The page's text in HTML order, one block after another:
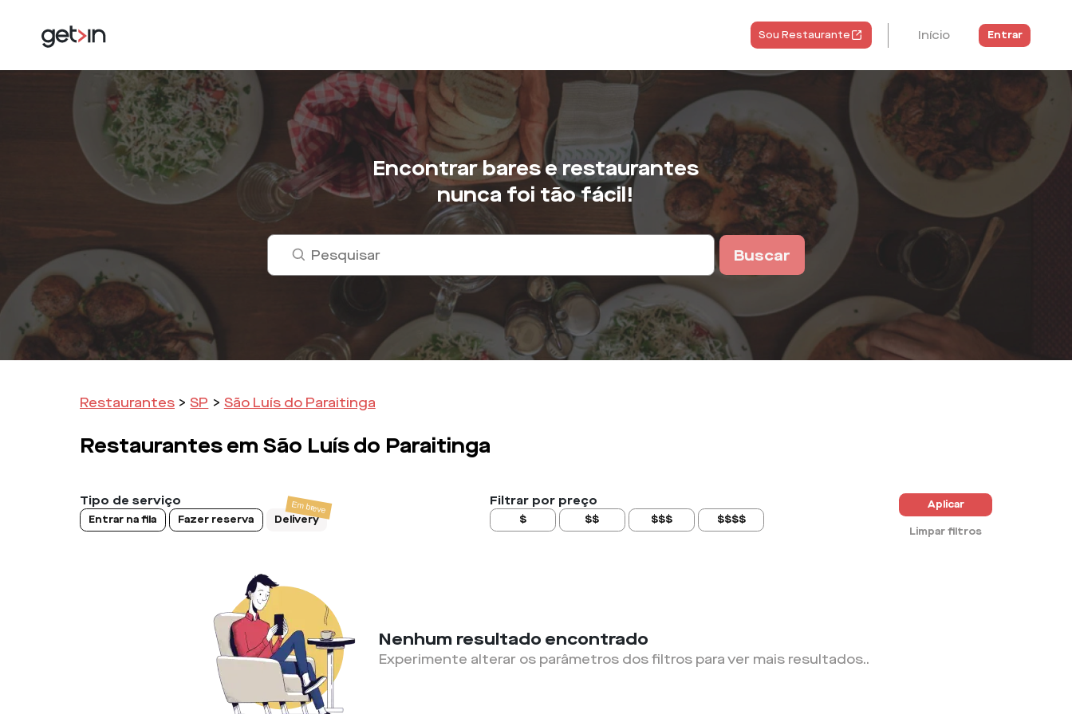
Sou Restaurante Início Entrar
Encontrar bares e restaurantes
nunca foi tão fácil!
Buscar
Restaurantes > SP > São Luís do Paraitinga
Restaurantes em São Luís do Paraitinga
Tipo de serviço
Entrar na fila Fazer reserva Delivery
Filtrar por preço
$ $$ $$$ $$$$
Aplicar
Limpar filtros
Nenhum resultado encontrado
Experimente alterar os parâmetros dos filtros para ver mais resultados..